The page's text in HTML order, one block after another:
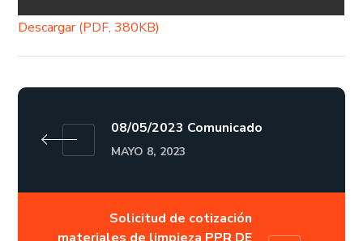
Descargar (PDF, 380KB)
08/05/2023 Comunicado
MAYO 8, 2023
Solicitud de cotización